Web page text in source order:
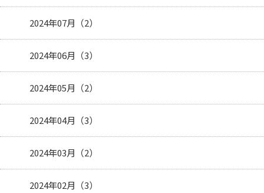
2024年07月（2）
2024年06月（3）
2024年05月（2）
2024年04月（3）
2024年03月（2）
2024年02月（3）